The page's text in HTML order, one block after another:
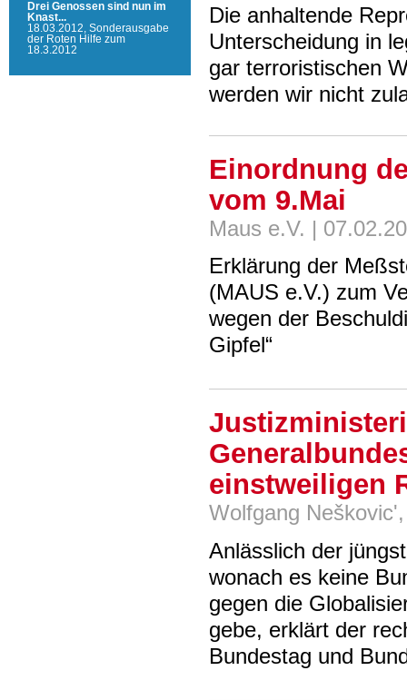
Die anhaltende
Unterscheidung in
gar terroristischen
werden wir nicht
Einordnung
vom 9.Mai
Maus e.V. |
Erklärung der
(MAUS e.V.) zum
wegen der
Gipfel“
einstweiligen
Wolfgang
Anlässlich der
wonach es keine
gegen die
gebe, erklärt der
Bundestag und
Drei Genossen sind nun im
Knast...
18.03.2012, Sonderausgabe
der Roten Hilfe zum
18.3.2012